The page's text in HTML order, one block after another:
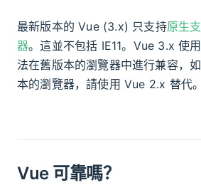
最新版本的 Vue (3.x) 只支持原生
器。這並不包括 IE11。Vue 3.x 使
法在舊版本的瀏覽器中進行兼容，
本的瀏覽器，請使用 Vue 2.x 替代。
Vue 可靠嗎？